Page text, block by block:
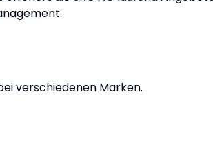
verschiedenen Marken.